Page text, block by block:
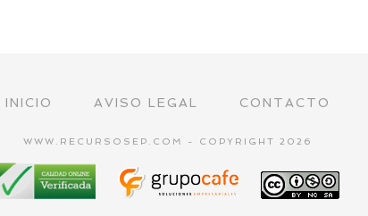
INICIO AVISO LEGAL CONTACTO
WWW.RECURSOSEP.COM - COPYRIGHT 2026